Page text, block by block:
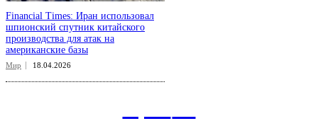
Financial Times: Иран использовал
шпионский спутник китайского
производства для атак на
американские базы
Мир 18.04.2026